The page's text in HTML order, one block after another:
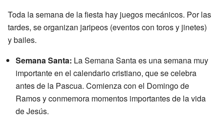
Toda la semana de la fiesta hay juegos mecánicos. Por las
tardes, se organizan jaripeos (eventos con toros y jinetes)
y bailes.
Semana Santa: La Semana Santa es una semana muy
importante en el calendario cristiano, que se celebra
antes de la Pascua. Comienza con el Domingo de
Ramos y conmemora momentos importantes de la vida
de Jesús.